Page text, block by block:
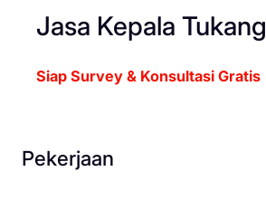
Jasa Kepala Tukang
Siap Survey & Konsultasi Gratis
Pekerjaan